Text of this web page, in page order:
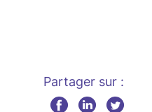
Partager sur :